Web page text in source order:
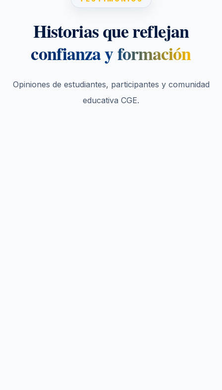
Historias que reflejan
confianza y formación
Opiniones de estudiantes, participantes y comunidad
educativa CGE.